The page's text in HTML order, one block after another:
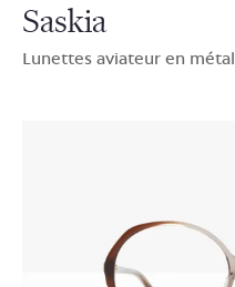
Saskia
Lunettes aviateur en métal